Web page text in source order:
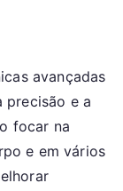
avançadas
precisão e a
focar na
e em vários